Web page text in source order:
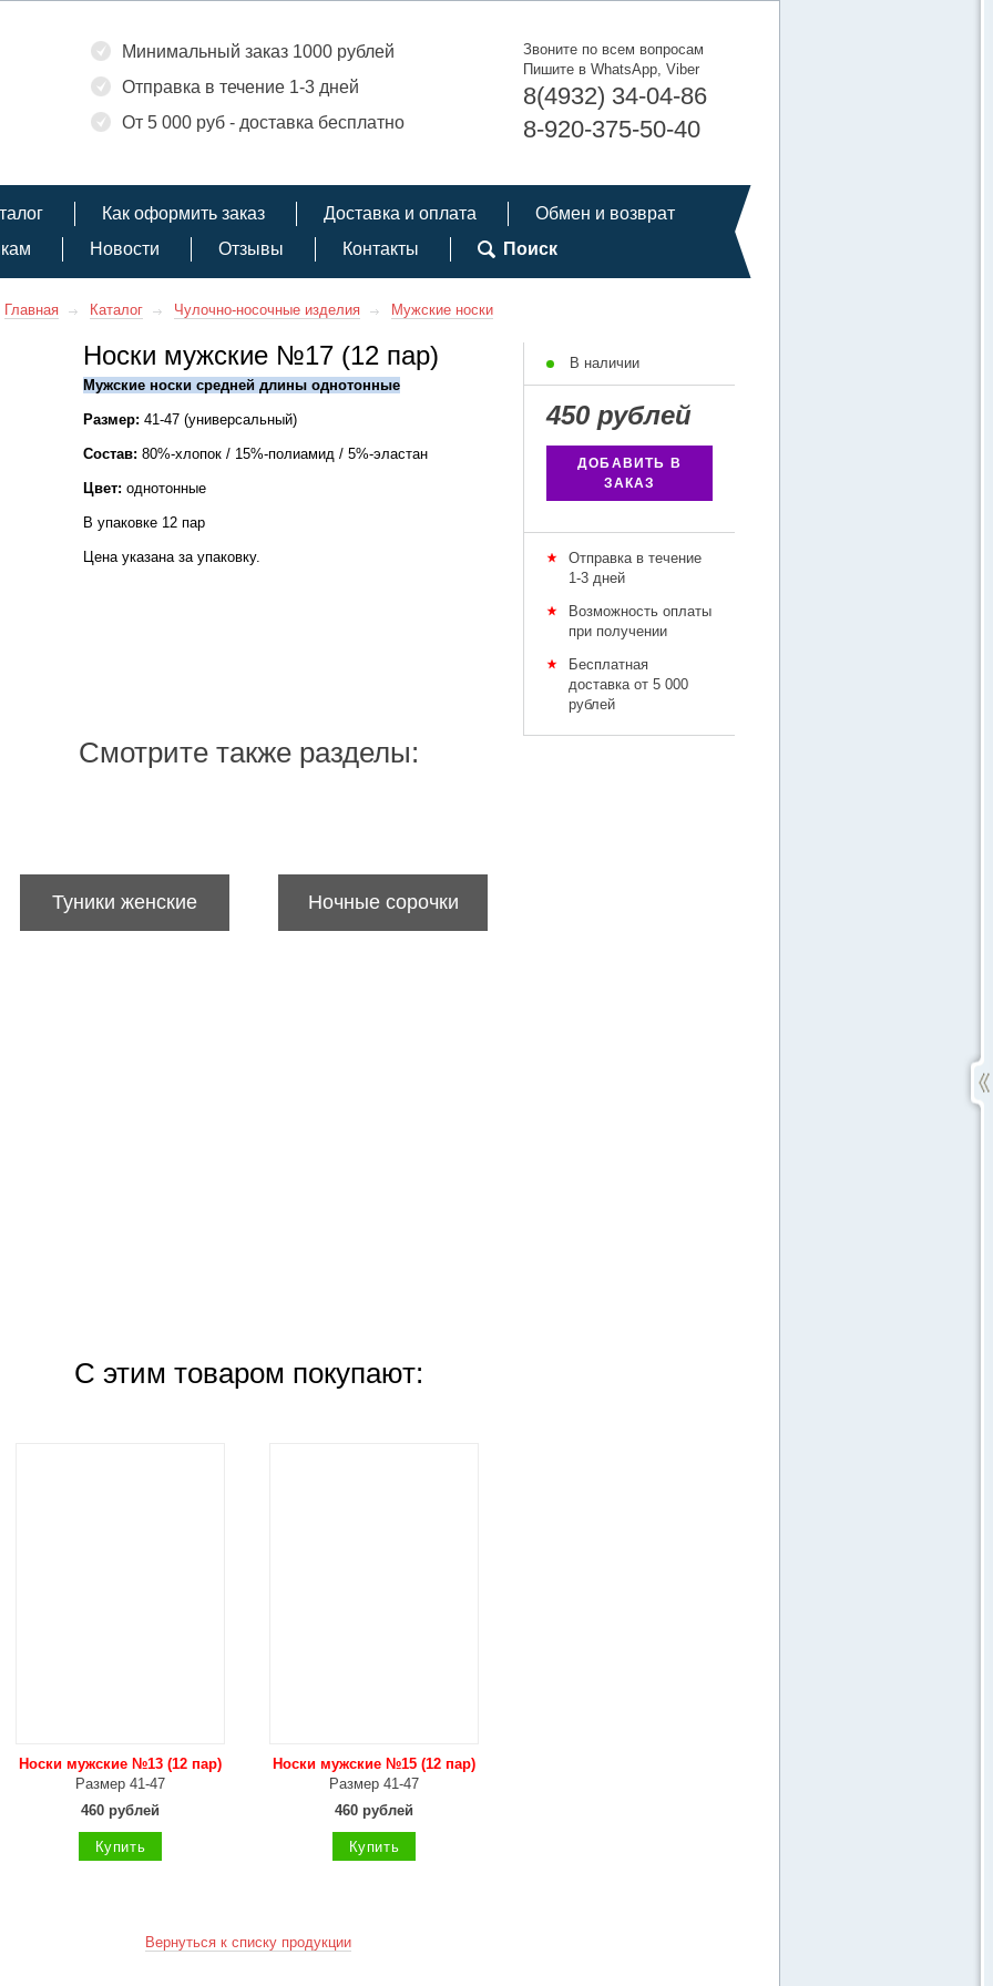
Минимальный заказ 1000 рублей
Отправка в течение 1-3 дней
От 5 000 руб - доставка бесплатно
Звоните по всем вопросам
Пишите в WhatsApp, Viber
8(4932) 34-04-86
8-920-375-50-40
Как оформить заказ Доставка и оплата
Обмен и возврат
Новости Отзывы Контакты Поиск
Главная Каталог Чулочно-носочные изделия Мужские носки
Носки мужские №17 (12 пар)
Мужские носки средней длины однотонные
Размер: 41-47 (универсальный)
Состав: 80%-хлопок / 15%-полиамид / 5%-эластан
Цвет: однотонные
В упаковке 12 пар
Цена указана за упаковку.
В наличии
450 рублей
ДОБАВИТЬ В
ЗАКАЗ
Отправка в течение
1-3 дней
Возможность оплаты
при получении
Бесплатная
доставка от 5 000
рублей
Смотрите также разделы:
Туники женские Ночные сорочки
С этим товаром покупают:
Носки мужские №13 (12 пар)
Размер 41-47
460 рублей
Купить
Носки мужские №15 (12 пар)
Размер 41-47
460 рублей
Купить
Вернуться к списку продукции